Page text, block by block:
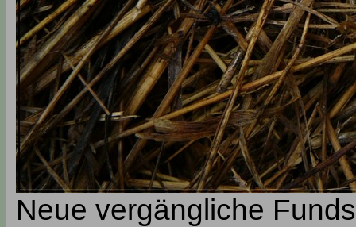
Neue vergängliche